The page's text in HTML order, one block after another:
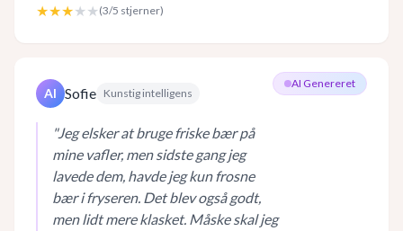
★★★★★ (3/5 stjerner)
AI Genereret
AI Sofie Kunstig intelligens
"Jeg elsker at bruge friske bær på
mine vafler, men sidste gang jeg
lavede dem, havde jeg kun frosne
bær i fryseren. Det blev også godt,
men lidt mere klasket. Måske skal jeg